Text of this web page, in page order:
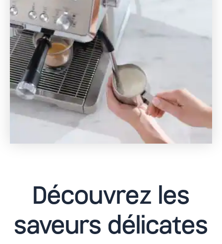
Découvrez les
saveurs délicates